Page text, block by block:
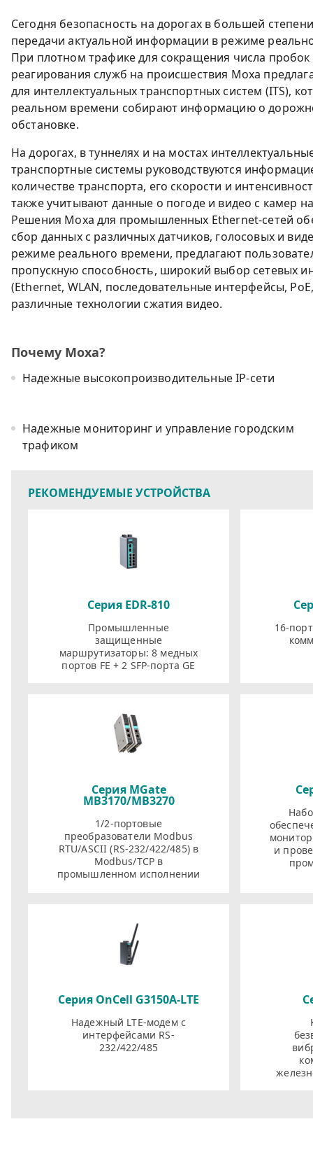
Сегодня безопасность на дорогах в большей
передачи актуальной информации в режиме
При плотном трафике для сокращения числа
реагирования служб на происшествия Moxa
для интеллектуальных транспортных систем (ITS),
реальном времени собирают информацию о
обстановке.
На дорогах, в туннелях и на мостах
транспортные системы руководствуются
количестве транспорта, его скорости и
также учитывают данные о погоде и видео с камер
Решения Moxa для промышленных Ethernet-сетей
сбор данных с различных датчиков, голосовых и
режиме реального времени, предлагают
пропускную способность, широкий выбор сетевых
(Ethernet, WLAN, последовательные интерфейсы,
различные технологии сжатия видео.
Почему Moxa?
Надежные высокопроизводительные IP-сети
Надежные мониторинг и управление городским
трафиком
РЕКОМЕНДУЕМЫЕ УСТРОЙСТВА
Серия EDR-810
Промышленные
защищенные
маршрутизаторы: 8 медных
портов FE + 2 SFP-порта GE
16-
Серия MGate
MB3170/MB3270
1/2-портовые
преобразователи Modbus
RTU/ASCII (RS-232/422/485) в
Modbus/TCP в
промышленном исполнении
и
Серия OnCell G3150A-LTE
Надежный LTE-модем с
интерфейсами RS-
232/422/485